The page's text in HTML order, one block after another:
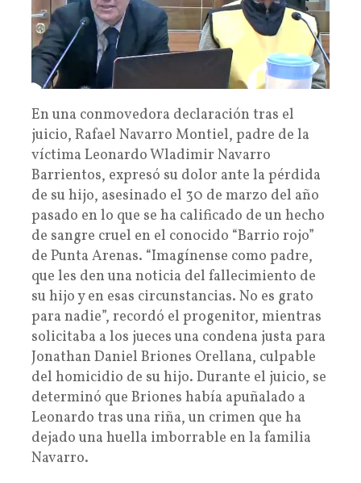
En una conmovedora declaración tras el
juicio, Rafael Navarro Montiel, padre de la
víctima Leonardo Wladimir Navarro
Barrientos, expresó su dolor ante la pérdida
de su hijo, asesinado el 30 de marzo del año
pasado en lo que se ha calificado de un hecho
de sangre cruel en el conocido “Barrio rojo”
de Punta Arenas. “Imagínense como padre,
que les den una noticia del fallecimiento de
su hijo y en esas circunstancias. No es grato
para nadie”, recordó el progenitor, mientras
solicitaba a los jueces una condena justa para
Jonathan Daniel Briones Orellana, culpable
del homicidio de su hijo. Durante el juicio, se
determinó que Briones había apuñalado a
Leonardo tras una riña, un crimen que ha
dejado una huella imborrable en la familia
Navarro.